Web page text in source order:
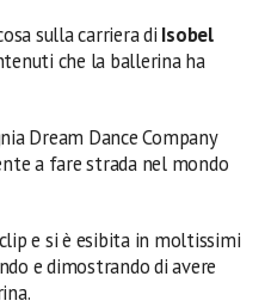
sulla carriera di Isobel
che la ballerina ha
Dream Dance Company
a fare strada nel mondo
e si è esibita in moltissimi
e dimostrando di avere